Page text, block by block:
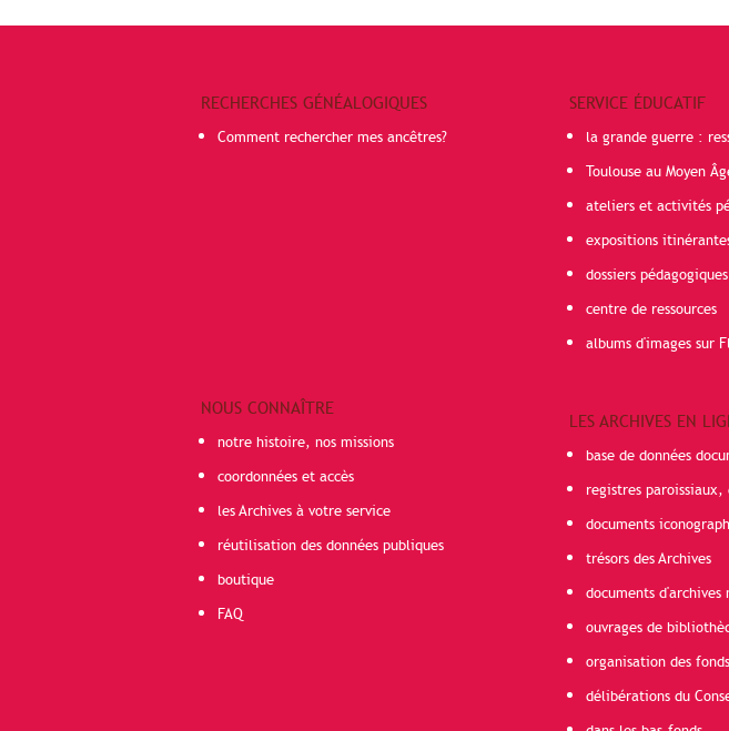
RECHERCHES GÉNÉALOGIQUES
Comment rechercher mes ancêtres?
NOUS CONNAÎTRE
notre histoire, nos missions
coordonnées et accès
les Archives à votre service
réutilisation des données publiques
boutique
FAQ
SERVICE ÉDUCATIF
la grande guerre :
Toulouse au Moyen
ateliers et activités
expositions
dossiers pédagogiques
centre de ressources
albums d'images sur
LES ARCHIVES EN
base de données
registres
documents
trésors des Archives
documents d'archives
ouvrages de
organisation des fonds
délibérations du